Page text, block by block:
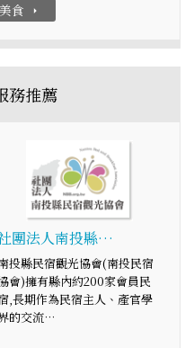
食 arrow_right
務推薦
團法人南投縣…
投縣民宿觀光協會(南投民宿
會)擁有縣內約200家會員民
,長期作為民宿主人、產官學
的交流…